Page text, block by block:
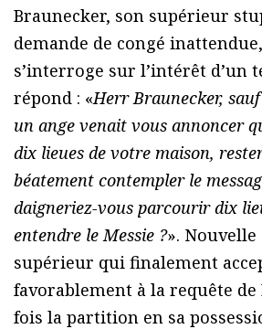
Braunecker, son supérieur
demande de congé
s’interroge sur l’intérêt d’un
répond : «Herr Braunecker,
un ange venait vous annoncer
dix lieues de votre maison,
béatement contempler le
daigneriez-vous parcourir dix
entendre le Messie ?».
supérieur qui finalement
favorablement à la requête de
fois la partition en sa